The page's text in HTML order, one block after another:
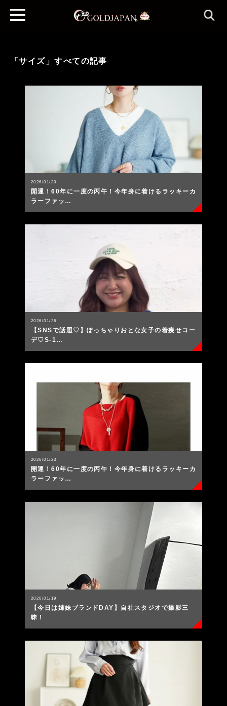
「サイズ」すべての記事
2026/01/30
開運！60年に一度の丙午！今年身に着けるラッキーカ
ラーファッ…
2026/01/26
【SNSで話題♡】ぽっちゃりおとな女子の着痩せコー
デ♡S-1…
2026/01/23
開運！60年に一度の丙午！今年身に着けるラッキーカ
ラーファッ…
2026/01/19
【今日は姉妹ブランドDAY】自社スタジオで撮影三
昧！